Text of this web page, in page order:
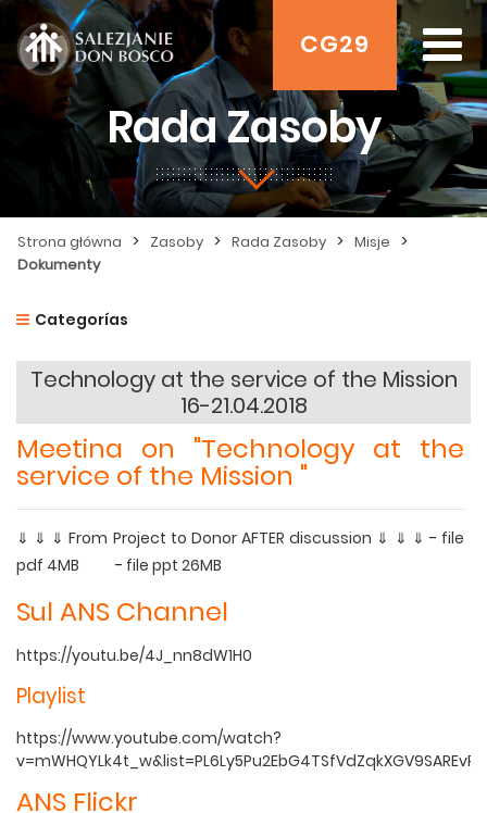
CG29
Rada Zasoby
Strona główna > Zasoby > Rada Zasoby > Misje >
Dokumenty
Categorías
Technology at the service of the Mission
16-21.04.2018
Meeting on "Technology at the
service of the Mission "
⇓ ⇓ ⇓ From Project to Donor AFTER discussion ⇓ ⇓ ⇓ - file
pdf 4MB
- file ppt 26MB
Sul ANS Channel
https://youtu.be/4J_nn8dW1H0
Playlist
https://www.youtube.com/watch?
ANS Flickr